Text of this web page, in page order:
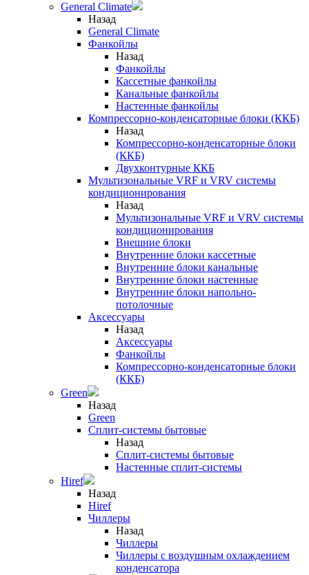
General Climate
Назад
General Climate
Фанкойлы
Назад
Фанкойлы
Кассетные фанкойлы
Канальные фанкойлы
Настенные фанкойлы
Компрессорно-конденсаторные блоки (ККБ)
Назад
Компрессорно-конденсаторные блоки
(ККБ)
Двухконтурные ККБ
Мультизональные VRF и VRV системы
кондиционирования
Назад
Мультизональные VRF и VRV системы
кондиционирования
Внешние блоки
Внутренние блоки кассетные
Внутренние блоки канальные
Внутренние блоки настенные
Внутренние блоки напольно-
потолочные
Аксессуары
Назад
Аксессуары
Фанкойлы
Компрессорно-конденсаторные блоки
(ККБ)
Green
Назад
Green
Сплит-системы бытовые
Назад
Сплит-системы бытовые
Настенные сплит-системы
Hiref
Назад
Hiref
Чиллеры
Назад
Чиллеры
Чиллеры с воздушным охлаждением
конденсатора